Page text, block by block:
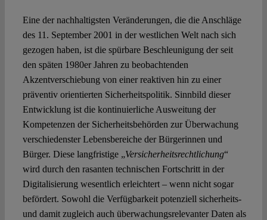
Eine der nachhaltigsten Veränderungen, die die Anschläge
des 11. September 2001 in der westlichen Welt nach sich
gezogen haben, ist die spürbare Beschleunigung der seit
den späten 1980er Jahren zu beobachtenden
Akzentverschiebung von einer reaktiven hin zu einer
präventiv orientierten Sicherheitspolitik. Sinnbild dieser
Entwicklung ist die kontinuierliche Ausweitung der
Kompetenzen der Sicherheitsbehörden zur Überwachung
verschiedenster Lebensbereiche der Bürgerinnen und
Bürger. Diese langfristige „Versicherheitsrechtlichung“
wird durch den rasanten technischen Fortschritt in der
Digitalisierung wesentlich erleichtert – wenn nicht sogar
befördert. Sowohl die Verfügbarkeit potenziell sicherheits-
und damit zugleich auch überwachungsrelevanter Daten als